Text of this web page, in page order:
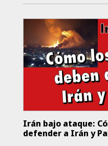
Irán bajo ataque:
defender a Irán y